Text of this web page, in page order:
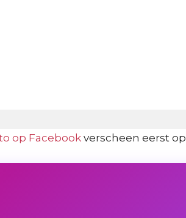
op Facebook verscheen eerst op